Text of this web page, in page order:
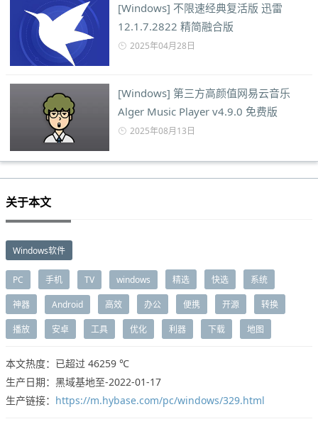
[Windows] 不限速经典复活版 迅雷
12.1.7.2822 精简融合版
2025年04月28日
[Windows] 第三方高颜值网易云音乐
Alger Music Player v4.9.0 免费版
2025年08月13日
关于本文
Windows软件
PC 手机 TV windows 精选 快选 系统
神器 Android 高效 办公 便携 开源 转换
播放 安卓 工具 优化 利器 下载 地图
本文热度：已超过 46259 ℃
生产日期：黑域基地至-2022-01-17
生产链接： https://m.hybase.com/pc/windows/329.html